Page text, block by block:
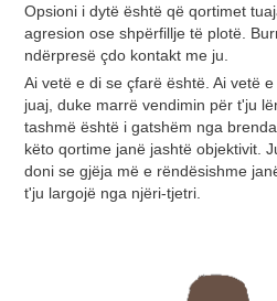
Opsioni i dytë është që qortimet
agresion ose shpërfillje të plotë.
ndërpresë çdo kontakt me ju.
Ai vetë e di se çfarë është. Ai vetë
juaj, duke marrë vendimin për t'ju
tashmë është i gatshëm nga
këto qortime janë jashtë objektivit.
doni se gjëja më e rëndësishme
t'ju largojë nga njëri-tjetri.